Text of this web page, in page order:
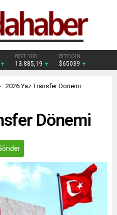
BIST 100
13.885,19
BITCOIN
$65039
2026 Yaz Transfer Dönemi
Dönemi